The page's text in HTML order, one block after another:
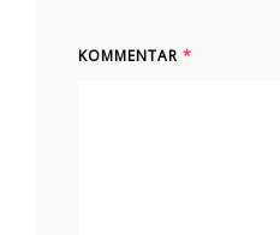
KOMMENTAR *